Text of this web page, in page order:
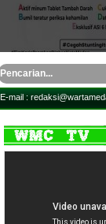
This caption can be
E-mail :